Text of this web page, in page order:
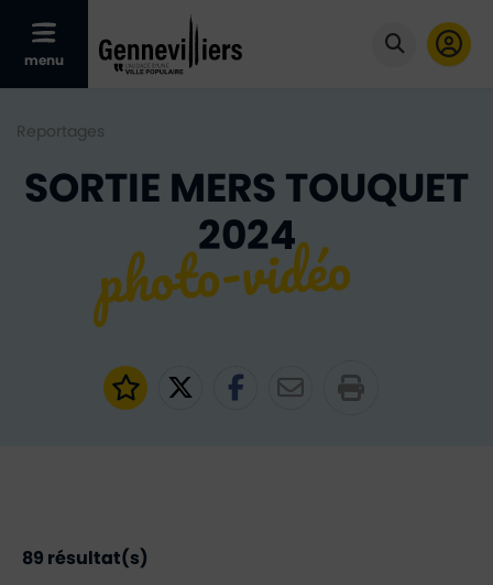
Afficher le menu mobile
menu Cliquer
Reportages
SORTIE MERS TOUQUET
2024
Ajouter aux favoris
Partager sur Twitter
Partager sur
Partager par
89 résultat(s)